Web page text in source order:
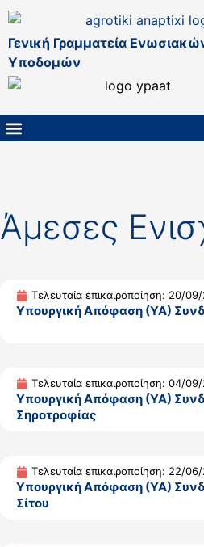
Γενική Γραμματεία
Υποδομών
Άμεσες
Τελευταία επικαιροποίηση: 20/
Υπουργική Απόφαση (ΥΑ)
Τελευταία επικαιροποίηση: 04/
Υπουργική Απόφαση (ΥΑ)
Σηροτροφίας
Τελευταία επικαιροποίηση: 22/
Υπουργική Απόφαση (ΥΑ)
Σίτου